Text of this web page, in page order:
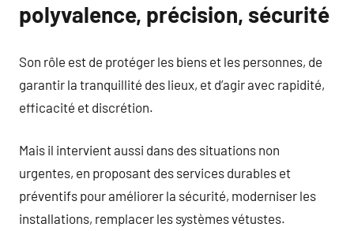
polyvalence, précision, sécurité
Son rôle est de protéger les biens et les personnes, de
garantir la tranquillité des lieux, et d’agir avec rapidité,
efficacité et discrétion.
Mais il intervient aussi dans des situations non
urgentes, en proposant des services durables et
préventifs pour améliorer la sécurité, moderniser les
installations, remplacer les systèmes vétustes.